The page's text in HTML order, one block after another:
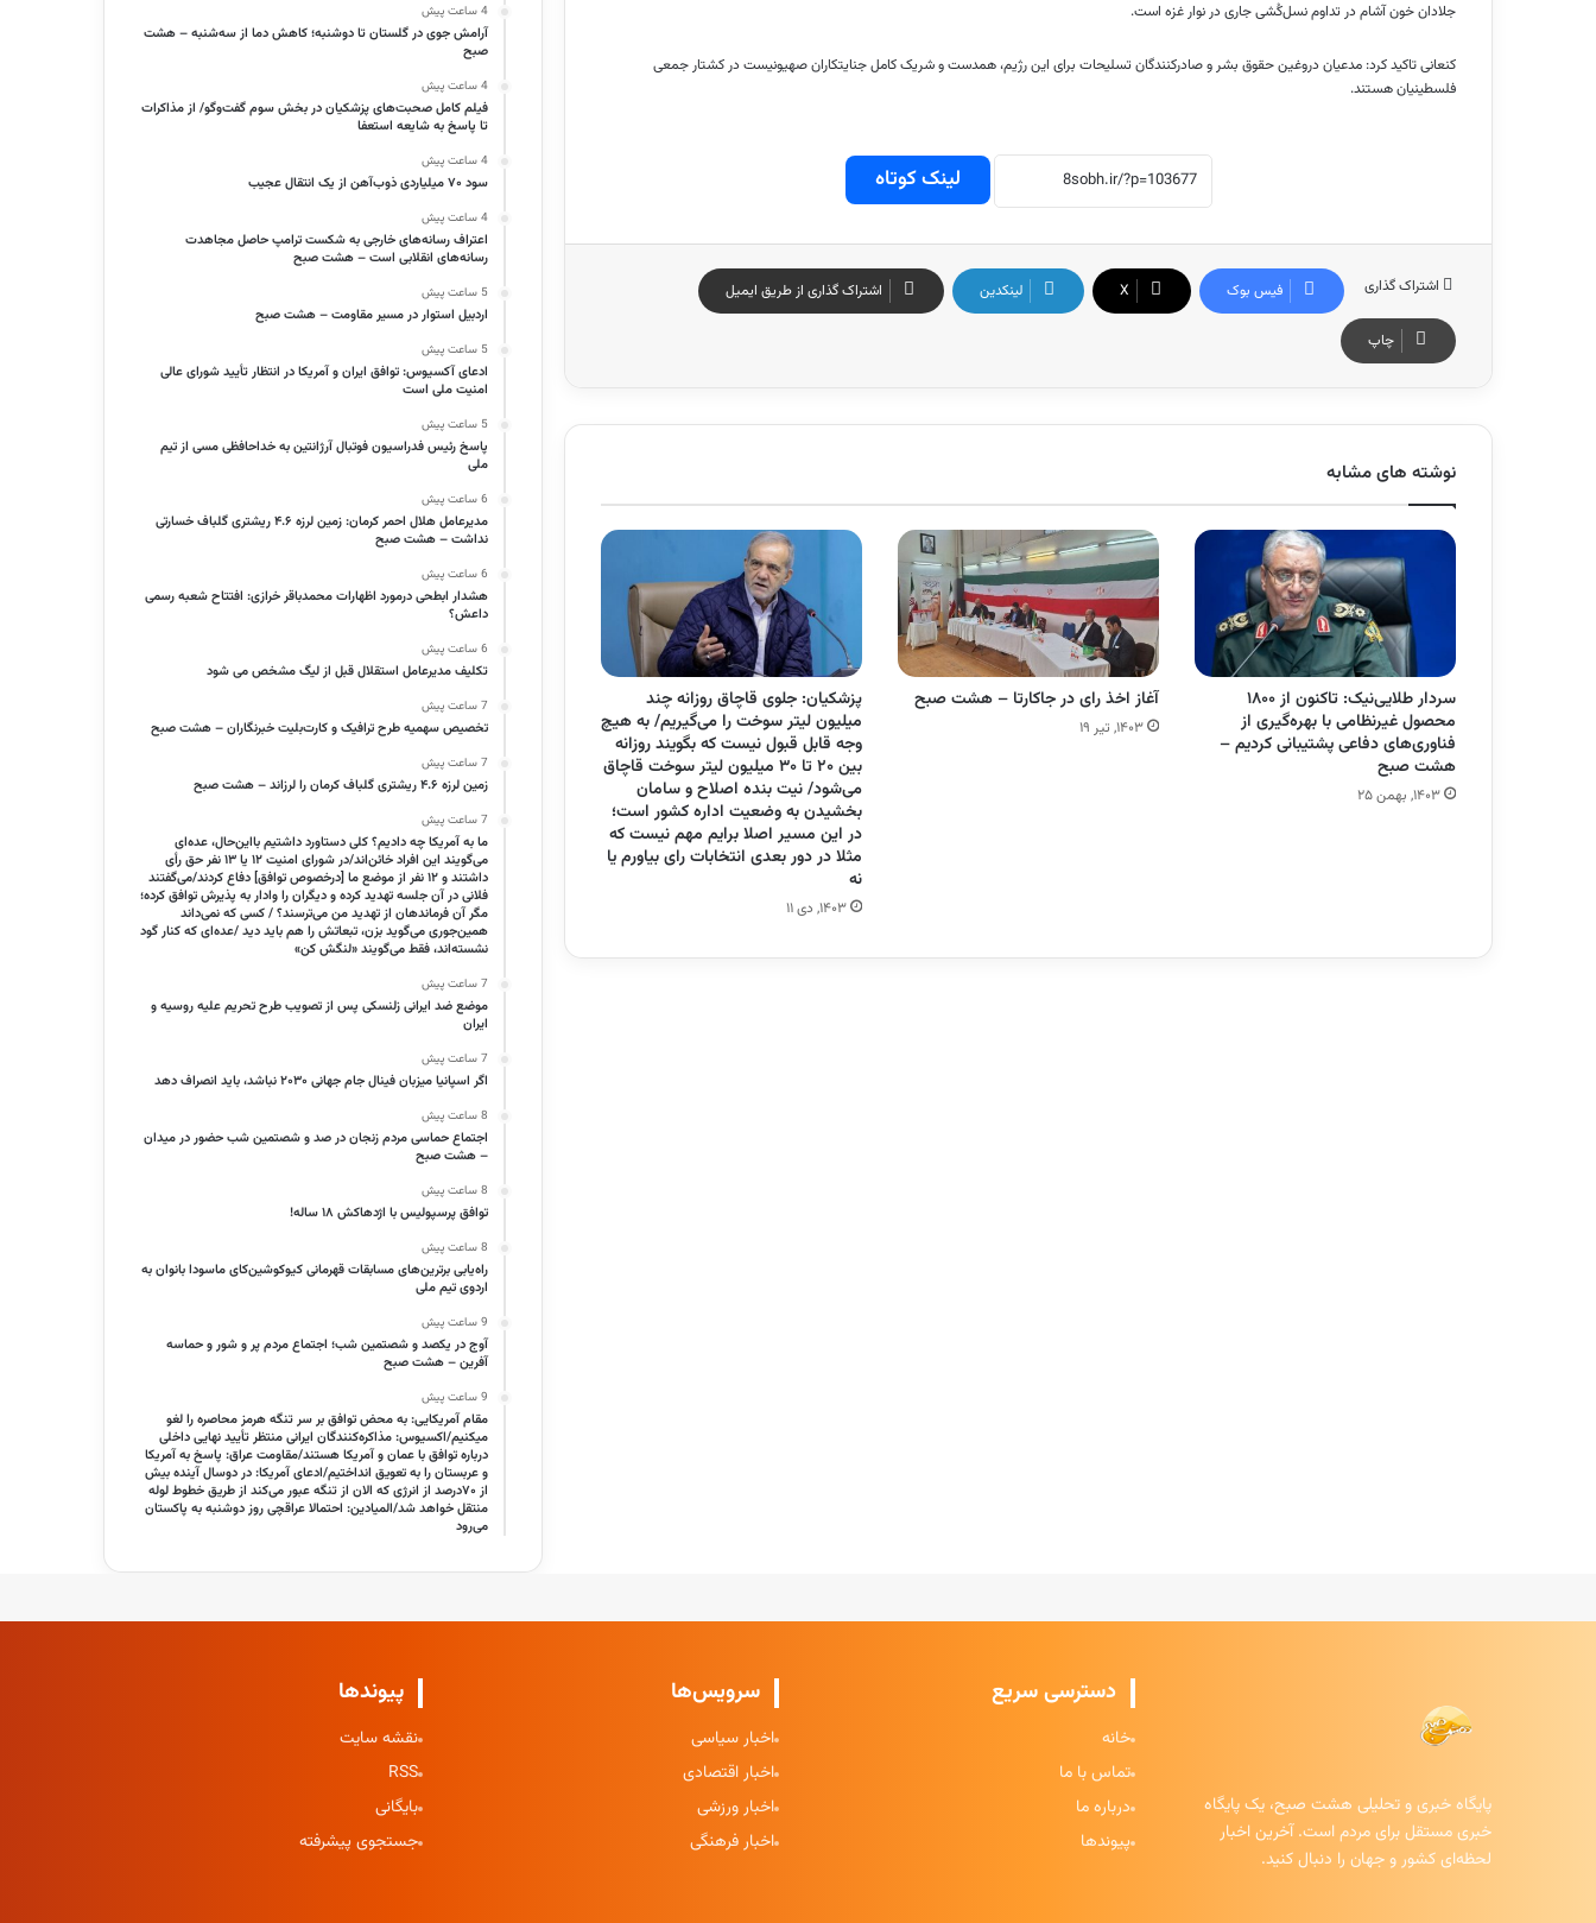
جلادان خون‌آشام در تداوم نسل‌کُشی جاری در نوار غزه است.
کنعانی تاکید کرد: مدعیان دروغین حقوق بشر و صادرکنندگان تسلیحات برای این رژیم، همدست و شریک کامل جنایتکاران صهیونیست در کشتار جمعی
فلسطینیان هستند.
لینک کوتاه
اشتراک گذاری فیس بوک X لینکدین اشتراک گذاری از طریق ایمیل
چاپ
نوشته های مشابه
سردار طلایی‌نیک: تاکنون از ۱۸۰۰
محصول غیرنظامی با بهره‌گیری از
فناوری‌های دفاعی پشتیبانی کردیم –
هشت صبح
۱۴۰۳, بهمن ۲۵
آغاز اخذ رای در جاکارتا – هشت صبح
۱۴۰۳, تیر ۱۹
پزشکیان: جلوی قاچاق روزانه چند
میلیون لیتر سوخت را می‌گیریم/ به هیچ
وجه قابل قبول نیست که بگویند روزانه
بین ۲۰ تا ۳۰ میلیون لیتر سوخت قاچاق
می‌شود/ نیت بنده اصلاح و سامان
بخشیدن به وضعیت اداره کشور است؛
در این مسیر اصلا برایم مهم نیست که
مثلا در دور بعدی انتخابات رای بیاورم یا
نه
۱۴۰۳, دی ۱۱
4 ساعت پیش
آرامش جوی در گلستان تا دوشنبه؛ کاهش دما از سه‌شنبه – هشت
صبح
4 ساعت پیش
فیلم کامل صحبت‌های پزشکیان در بخش سوم گفت‌وگو/ از مذاکرات
تا پاسخ به شایعه استعفا
4 ساعت پیش
سود ۷۰ میلیاردی ذوب‌آهن از یک انتقال عجیب
4 ساعت پیش
اعتراف رسانه‌های خارجی به شکست ترامپ حاصل مجاهدت
رسانه‌های انقلابی است – هشت صبح
5 ساعت پیش
اردبیل استوار در مسیر مقاومت – هشت صبح
5 ساعت پیش
ادعای آکسیوس: توافق ایران و آمریکا در انتظار تأیید شورای عالی
امنیت ملی است
5 ساعت پیش
پاسخ رئیس فدراسیون فوتبال آرژانتین به خداحافظی مسی از تیم
ملی
6 ساعت پیش
مدیرعامل هلال احمر کرمان: زمین لرزه ۴.۶ ریشتری گلباف خسارتی
نداشت – هشت صبح
6 ساعت پیش
هشدار ابطحی درمورد اظهارات محمدباقر خرازی: افتتاح شعبه رسمی
داعش؟
6 ساعت پیش
تکلیف مدیرعامل استقلال قبل از لیگ مشخص می شود
7 ساعت پیش
تخصیص سهمیه طرح ترافیک و کارت‌بلیت خبرنگاران – هشت صبح
7 ساعت پیش
زمین لرزه ۴.۶ ریشتری گلباف کرمان را لرزاند – هشت صبح
7 ساعت پیش
ما به آمریکا چه دادیم؟ کلی دستاورد داشتیم بااین‌حال، عده‌ای
می‌گویند این افراد خائن‌اند/در شورای امنیت ۱۲ یا ۱۳ نفر حق رأی
داشتند و ۱۲ نفر از موضع ما [درخصوص توافق] دفاع کردند/می‌گفتند
فلانی در آن جلسه تهدید کرده و دیگران را وادار به پذیرش توافق کرده؛
مگر آن فرماندهان از تهدید من می‌ترسند؟ / کسی که نمی‌داند
همین‌جوری می‌گوید بزن، تبعاتش را هم باید دید /عده‌ای که کنار گود
نشسته‌اند، فقط می‌گویند «لنگش کن»
7 ساعت پیش
موضع ضد ایرانی زلنسکی پس از تصویب طرح تحریم علیه روسیه و
ایران
7 ساعت پیش
اگر اسپانیا میزبان فینال جام جهانی ۲۰۳۰ نباشد، باید انصراف دهد
8 ساعت پیش
اجتماع حماسی مردم زنجان در صد و شصتمین شب حضور در میدان
– هشت صبح
8 ساعت پیش
توافق پرسپولیس با اژدهاکش ۱۸ ساله!
8 ساعت پیش
راه‌یابی برترین‌های مسابقات قهرمانی کیوکوشین‌کای ماسودا بانوان به
اردوی تیم ملی
9 ساعت پیش
آوج در یکصد و شصتمین شب؛ اجتماع مردم پر و شور و حماسه
آفرین – هشت صبح
9 ساعت پیش
مقام آمریکایی: به محض توافق بر سر تنگه هرمز محاصره را لغو
میکنیم/اکسیوس: مذاکره‌کنندگان ایرانی منتظر تأیید نهایی داخلی
درباره توافق با عمان و آمریکا هستند/مقاومت عراق: پاسخ به آمریکا
و عربستان را به تعویق انداختیم/ادعای آمریکا: در دوسال آینده بیش
از ۷۰درصد از انرژی که الان از تنگه عبور می‌کند از طریق خطوط لوله
منتقل خواهد شد/المیادین: احتمالا عراقچی روز دوشنبه به پاکستان
می‌رود
پایگاه خبری و تحلیلی هشت صبح، یک پایگاه
خبری مستقل برای مردم است. آخرین اخبار
لحظه‌ای کشور و جهان را دنبال کنید.
دسترسی سریع
خانه
تماس با ما
درباره ما
پیوندها
سرویس‌ها
اخبار سیاسی
اخبار اقتصادی
اخبار ورزشی
اخبار فرهنگی
پیوندها
نقشه سایت
RSS
بایگانی
جستجوی پیشرفته